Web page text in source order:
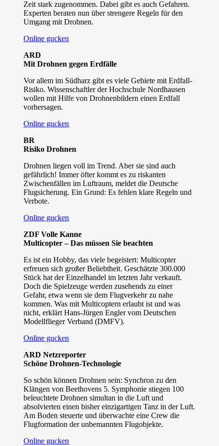
Zeit stark zugenommen. Dabei gibt es auch Gefahren.
Experten beraten nun über strengere Regeln für den
Umgang mit Drohnen.
Online gucken
ARD
Mit Drohnen gegen Erdfälle
Vor allem im Südharz gibt es viele Gebiete mit Erdfall-
Risiko. Wissenschaftler der Hochschule Nordhausen
wollen mit Hilfe von Drohnenbildern einen Erdfall
vorhersagen.
Online gucken
BR
Risiko Drohnen
Drohnen liegen voll im Trend. Aber sie sind auch
gefährlich! Immer öfter kommt es zu riskanten
Zwischenfällen im Luftraum, meldet die Deutsche
Flugsicherung. Ein Grund: Es fehlen klare Regeln und
Verbote.
Online gucken
ZDF Volle Kanne
Multicopter – Das müssen Sie beachten
Es ist ein Hobby, das viele begeistert: Multicopter
erfreuen sich großer Beliebtheit. Geschätzte 300.000
Stück hat der Einzelhandel im letzten Jahr verkauft.
Doch die Spielzeuge werden zusehends zu einer
Gefahr, etwa wenn sie dem Flugverkehr zu nahe
kommen. Was mit Multicoptern erlaubt ist und was
nicht, erklärt Hans-Jürgen Engler vom Deutschen
Modellflieger Verband (DMFV).
Online gucken
ARD Netzreporter
Schöne Drohnen-Technologie
So schön können Drohnen sein: Synchron zu den
Klängen von Beethovens 5. Symphonie stiegen 100
beleuchtete Drohnen simultan in die Luft und
absolvierten einen bisher einzigartigen Tanz in der Luft.
Am Boden steuerte und überwachte eine Crew die
Flugformation der unbemannten Flugobjekte.
Online gucken